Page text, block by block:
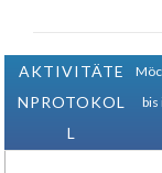
AKTIVITÄTE
NPROTOKOL
L
bis